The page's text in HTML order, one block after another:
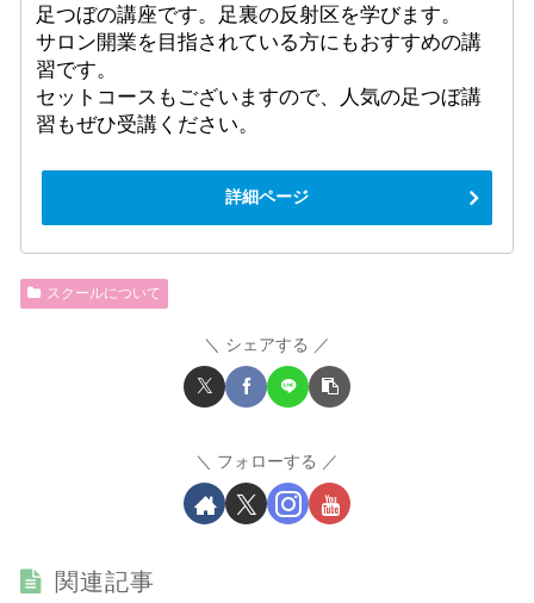
足つぼの講座です。足裏の反射区を学びます。
サロン開業を目指されている方にもおすすめの講
習です。
セットコースもございますので、人気の足つぼ講
習もぜひ受講ください。
詳細ページ
スクールについて
シェアする
フォローする
関連記事